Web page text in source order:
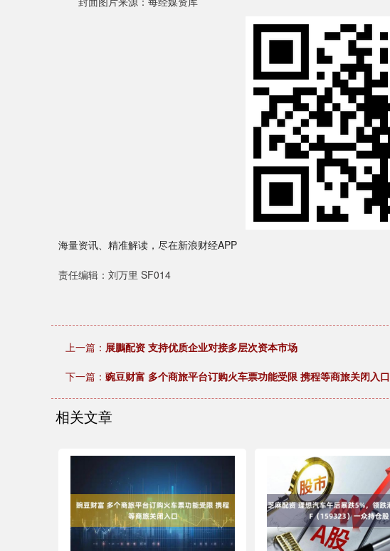
海量资讯、精准解读，尽在新浪财经APP
责任编辑：刘万里 SF014
上一篇： 展鵬配资 支持优质企业对接多层次资本市场
下一篇： 豌豆财富 多个商旅平台订购火车票功能受限 携程等商旅关闭入口
相关文章